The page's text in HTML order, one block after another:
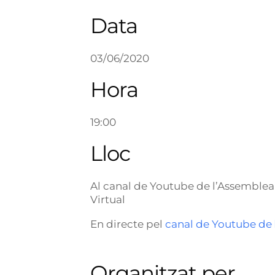
Data
03/06/2020
Hora
19:00
Lloc
Al canal de Youtube de l’Assemblea
Virtual
En directe pel canal de Youtube de